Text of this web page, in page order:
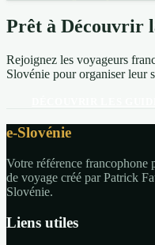
Prêt à Découvrir
Rejoignez les voyageurs
Slovénie pour organiser leur
e-Slovénie
Votre référence
de voyage créé par Patrick
Slovénie.
Liens utiles